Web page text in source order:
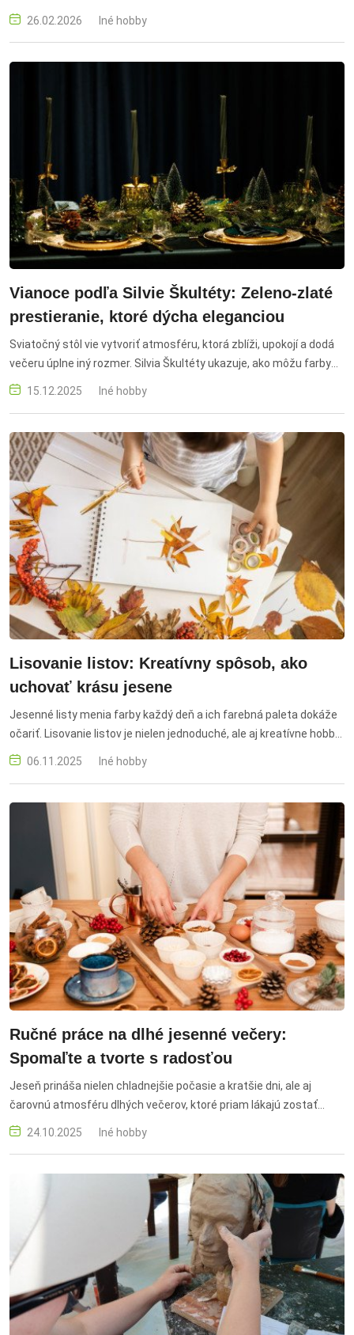
fotografov, aby vymenili prehnanú postprodukciu za emóciu a
osobný pohľad na hory, prírodu a človeka.
26.02.2026 Iné hobby
Vianoce podľa Silvie Škultéty: Zeleno-zlaté
prestieranie, ktoré dýcha eleganciou
Sviatočný stôl vie vytvoriť atmosféru, ktorá zblíži, upokojí a dodá
večeru úplne iný rozmer. Silvia Škultéty ukazuje, ako môžu farby
lesa v kombinácii so zlatými akcentmi a prírodnými materiálmi
premeniť prestieranie na harmonický, premyslený celok. Každý
ihličia či škorice. A práve v týchto maličkostiach spočíva kúzlo
Vianoc, ktoré sa dá vytvoriť aj veľmi jednoducho.
15.12.2025 Iné hobby
Lisovanie listov: Kreatívny spôsob, ako
uchovať krásu jesene
Jesenné listy menia farby každý deň a ich farebná paleta dokáže
očariť. Lisovanie listov je nielen jednoduché, ale aj kreatívne hobby,
ktoré vám umožní zachovať krásu prírody po celý rok. Od
dekorácií, pohľadníc až po originálne obrazy – možnosti sú
06.11.2025 Iné hobby
Ručné práce na dlhé jesenné večery:
Spomaľte a tvorte s radosťou
Jeseň prináša nielen chladnejšie počasie a kratšie dni, ale aj
čarovnú atmosféru dlhých večerov, ktoré priam lákajú zostať
doma. Kým vonku prší a vietor šumí medzi stromami, doma sa
môžeme zabaliť do deky, zapáliť sviečku a venovať sa činnostiam,
práce, tvorenie doma, kreatívne projekty, relax, spomalenie,
pletenie, háčkovanie, vyšívanie, šitie, prírodné dekorácie, jesenné
dekorácie, scrapbooking, tvorba sviečok, výroba mydiel,
handmade darčeky, tvorivý večer, rodinné tradície, jesenné večery,
tvorivosť, sezónne projekty, domáca výroba
24.10.2025 Iné hobby